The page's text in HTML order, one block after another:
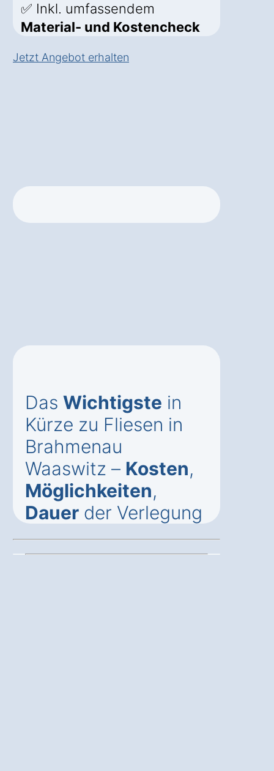
✅ Inkl. umfassendem
Material- und Kostencheck
Jetzt Angebot erhalten
Das Wichtigste in
Kürze zu Fliesen in
Brahmenau
Waaswitz – Kosten,
Möglichkeiten,
Dauer der Verlegung